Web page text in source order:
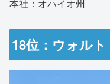
本社：オハイオ州
18位：ウォル